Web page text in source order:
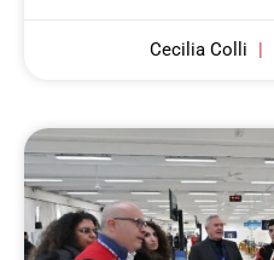
Cecilia Colli